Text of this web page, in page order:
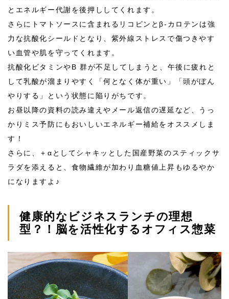
とエネルギー代謝を後押ししてくれます。
さらにトマトソースに含まれるリコピンとβ-カロテンは強
力な抗酸化シールドとなり、紫外線ストレスで傷つきやす
い血管や肌を守ってくれます。
抗酸化ビタミンやB 群が不足してしまうと、午後に疲れと
して乳酸が溜まりやすく「何となく体が重い」「頭がぼん
やりする」という状態に陥りがちです。
お昼以降の資料の読み違えやメール返信の遅延など、うっ
かりミス予防にもおいしいエネルギー補給をオススメしま
す！
さらに、＋αとしてシャキッとした国産野菜のスティックサ
ラダを添えると、食物繊維が加わり血糖値上昇もゆるやか
になりますよ♪
健康的なビジネスランチの理想
型？！脳を活性化するオフィス惣菜